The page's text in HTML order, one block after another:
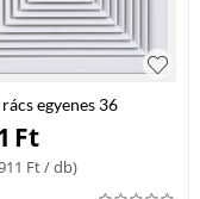
egyenes 36
NKSD-CB-600-600
Ft
Ft/ db)